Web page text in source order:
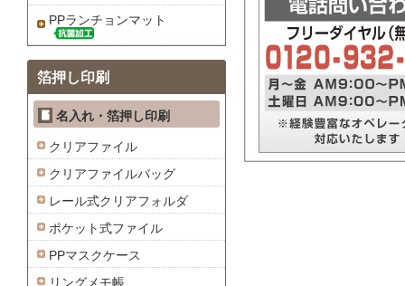
PPランチョンマット
箔押し印刷
名入れ・箔押し印刷
クリアファイル
クリアファイルバッグ
レール式クリアフォルダ
ポケット式ファイル
PPマスクケース
リングメモ帳